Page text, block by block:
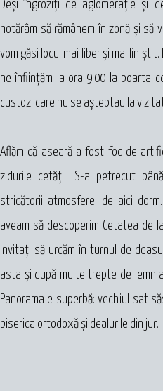
Deşi îngroziţi de aglomeraţie şi
hotărâm să rămânem în zonă şi să
vom găsi locul mai liber şi mai liniştit.
ne înfiinţăm la ora 9:00 la poarta
custozi care nu se aşteptau la
Aflăm că aseară a fost foc de
zidurile cetăţii. S-a petrecut
stricătorii atmosferei de aici
aveam să descoperim Cetatea de
invitaţi să urcăm în turnul de
asta şi după multe trepte de lemn
Panorama e superbă: vechiul sat
biserica ortodoxă şi dealurile din jur.